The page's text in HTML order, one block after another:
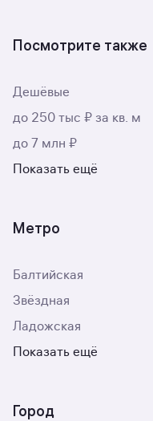
Посмотрите также
Дешёвые
до 250 тыс ₽ за кв. м
до 7 млн ₽
Показать ещё
Метро
Балтийская
Звёздная
Ладожская
Показать ещё
Город